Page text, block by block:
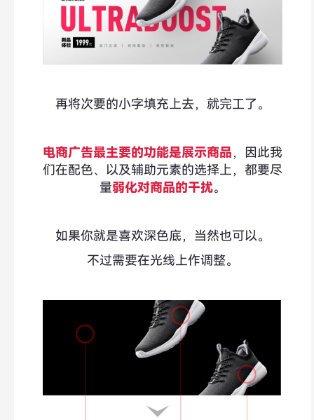
再将次要的小字填充上去，就完工了。
电商广告最主要的功能是展示商品，因此我
们在配色、以及辅助元素的选择上，都要尽
量弱化对商品的干扰。
如果你就是喜欢深色底，当然也可以。
不过需要在光线上作调整。